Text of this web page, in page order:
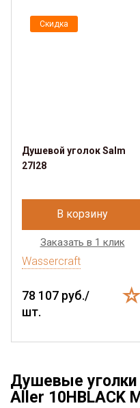
Скидка
Душевой уголок Salm
27I28
В корзину
Заказать в 1 клик
Wassercraft
78 107 руб./
шт.
Душевые
Aller 10HBLACK